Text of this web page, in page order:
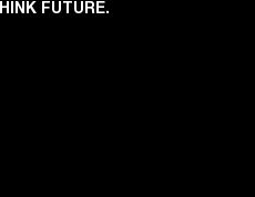
FUTURE.